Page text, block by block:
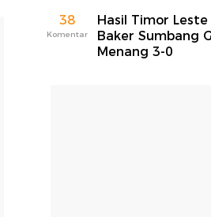
38
Komentar
Hasil Timor Leste
Baker Sumbang
Menang 3-0